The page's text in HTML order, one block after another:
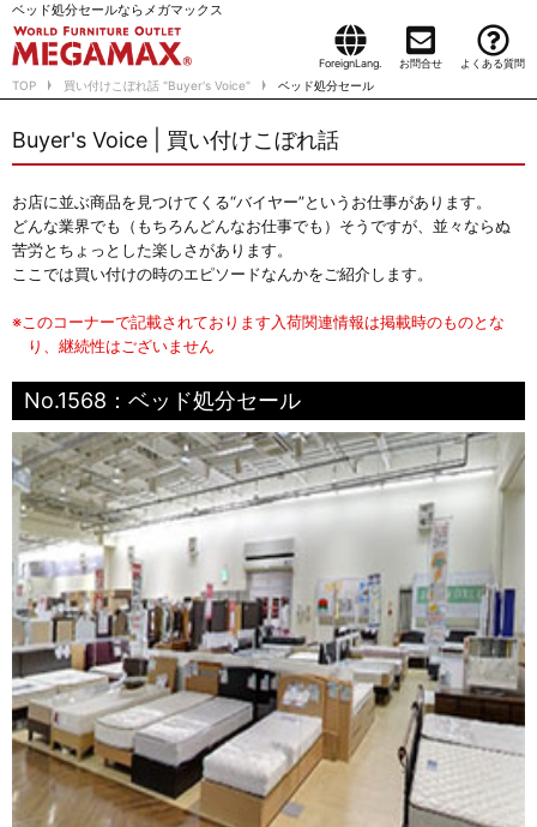
ベッド処分セールならメガマックス
ForeignLang. お問合せ よくある質問
TOP 買い付けこぼれ話 "Buyer's Voice" ベッド処分セール
Buyer's Voice | 買い付けこぼれ話
お店に並ぶ商品を見つけてくる“バイヤー”というお仕事があります。
どんな業界でも（もちろんどんなお仕事でも）そうですが、並々ならぬ
苦労とちょっとした楽しさがあります。
ここでは買い付けの時のエピソードなんかをご紹介します。
※このコーナーで記載されております入荷関連情報は掲載時のものとな
り、継続性はございません
No.1568：ベッド処分セール